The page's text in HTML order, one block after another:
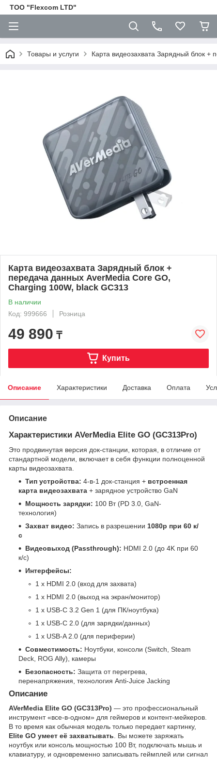
ТОО "Flexcom LTD"
Товары и услуги Карта видеозахвата Зарядный блок
Карта видеозахвата Зарядный блок +
передача данных AverMedia Core GO,
Charging 100W, black GC313
В наличии
Код: 999666
Розница
49 890 ₸
Купить
Описание Характеристики Доставка Оплата
Описание
Характеристики AVerMedia Elite GO (GC313Pro)
Это продвинутая версия док-станции, которая, в отличие от
стандартной модели, включает в себя функции полноценной
карты видеозахвата.
Тип устройства: 4-в-1 док-станция + встроенная
карта видеозахвата + зарядное устройство GaN
Мощность зарядки: 100 Вт (PD 3.0, GaN-
технология)
Захват видео: Запись в разрешении 1080p при 60 к/
с
Видеовыход (Passthrough): HDMI 2.0 (до 4K при 60
к/с)
Интерфейсы:
1 x HDMI 2.0 (вход для захвата)
1 x HDMI 2.0 (выход на экран/монитор)
1 x USB-C 3.2 Gen 1 (для ПК/ноутбука)
1 x USB-C 2.0 (для зарядки/данных)
1 x USB-A 2.0 (для периферии)
Совместимость: Ноутбуки, консоли (Switch, Steam
Deck, ROG Ally), камеры
Безопасность: Защита от перегрева,
перенапряжения, технология Anti-Juice Jacking
Описание
AVerMedia Elite GO (GC313Pro) — это профессиональный
инструмент «все-в-одном» для геймеров и контент-мейкеров.
В то время как обычная модель только передает картинку,
Elite GO умеет её захватывать. Вы можете заряжать
ноутбук или консоль мощностью 100 Вт, подключать мышь и
клавиатуру, и одновременно записывать геймплей или сигнал